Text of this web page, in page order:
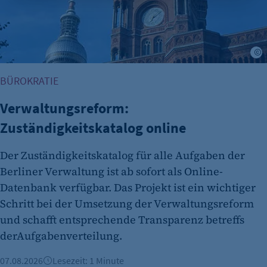
Zweck:
Opt-In Cookie speichert die Entscheidung des
Besuchers, wenn auf der Seite des Kunden das
Tracking Opt-In ausgespielt wird. Wird auch
für ein eventuelles Opt-Out verwendet.
"no" - 50 Jahre "yes" - 480 Tage
fe_typo_user
Name:
fe_typo_user
Anbieter:
CMS TYPO3
Zweck:
Session-Cookie für die Verwaltung von
BÜROKRATIE
Verwaltungsreform:
Zuständigkeitskatalog online
Der Zuständigkeitskatalog für alle Aufgaben der
Berliner Verwaltung ist ab sofort als Online-
Datenbank verfügbar. Das Projekt ist ein wichtiger
Schritt bei der Umsetzung der Verwaltungsreform
und schafft entsprechende Transparenz betreffs
derAufgabenverteilung.
07.08.2026 Lesezeit: 1 Minute